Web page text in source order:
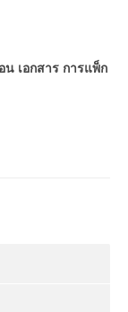
น เอกสาร การแพ็ก